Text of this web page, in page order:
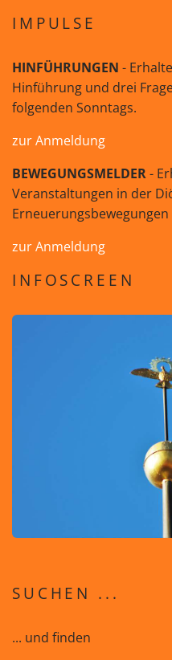
IMPULSE
HINFÜHRUNGEN -
Hinführung und drei
folgenden Sonntags.
zur Anmeldung
BEWEGUNGSMELDER-
Veranstaltungen in der
Erneuerungsbewegungen
zur Anmeldung
INFOSCREEN
SUCHEN ...
... und finden